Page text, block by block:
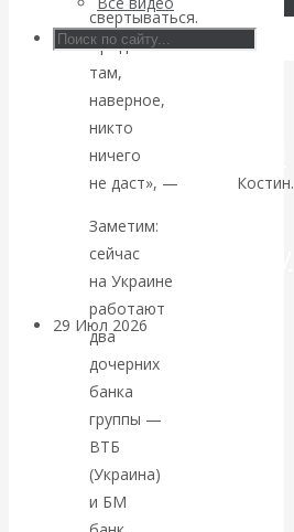
Искусственный
интеллект —
революционный
переход к
посткапитализму
29 Июл 2026
финансовая олигархия
Валентин
Катасонов.
свертываться.
Продать
там,
наверное,
никто
ничего
не даст», —
Костин.
Заметим:
сейчас
на Украине
работают
два
дочерних
банка
группы —
ВТБ
(Украина)
и БМ